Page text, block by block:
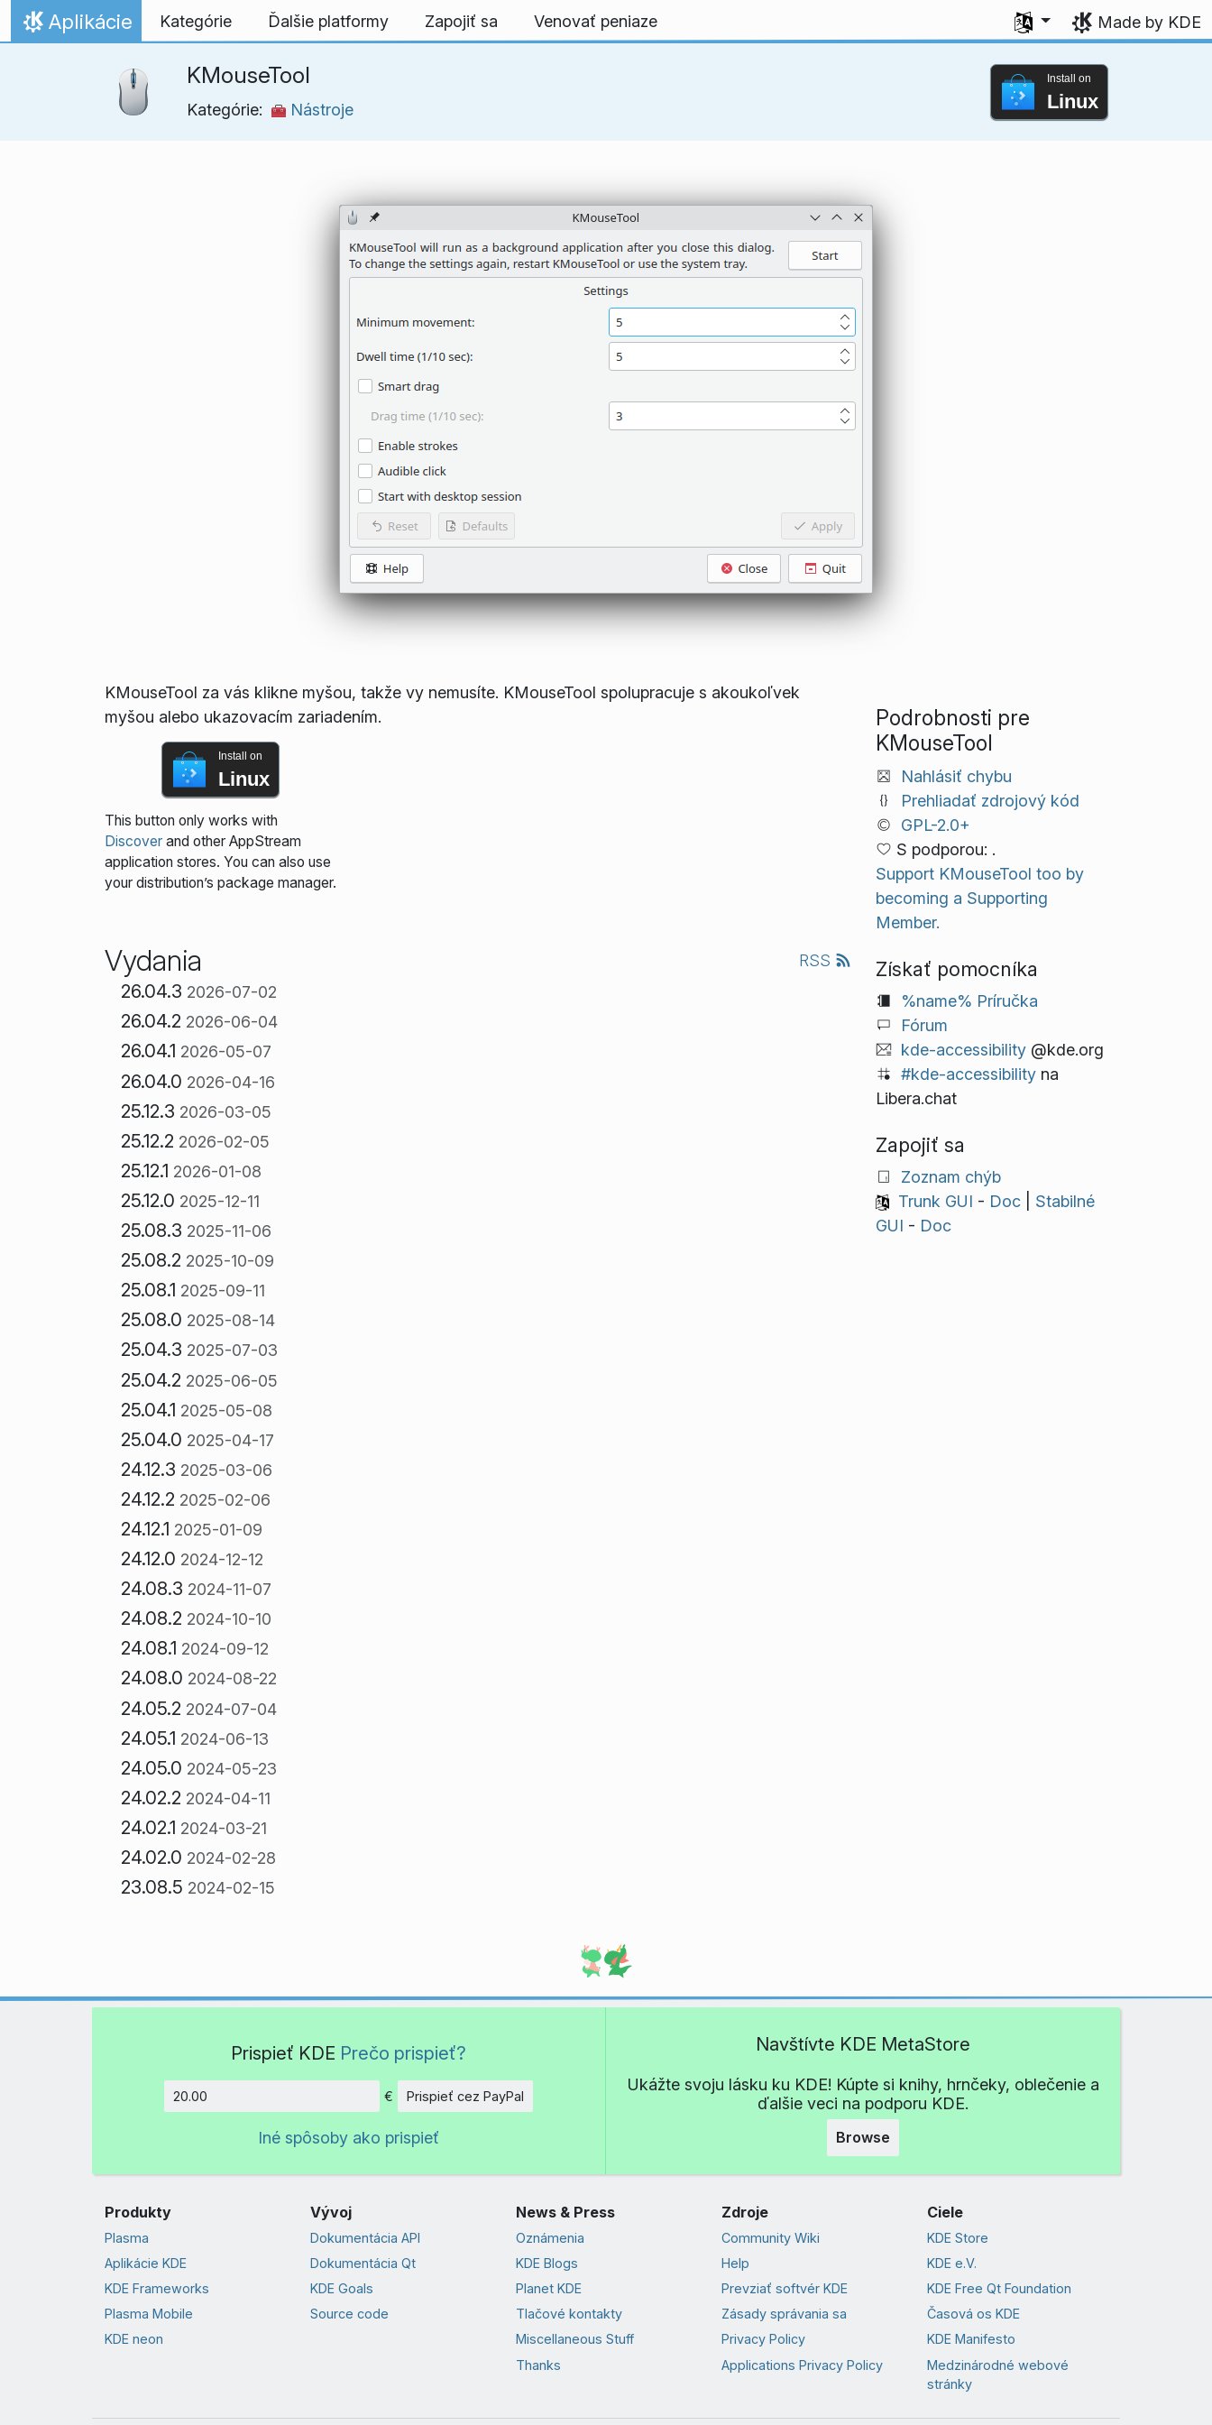
Skip to content
Domov
Aplikácie Kategórie Ďalšie platformy Zapojiť sa Venovať peniaze
Select your language
Made by KDE
KMouseTool
Kategórie: Nástroje
Install on
Linux
KMouseTool za vás klikne myšou, takže vy nemusíte. KMouseTool spolupracuje s akoukoľvek
myšou alebo ukazovacím zariadením.
Install on
Linux
This button only works with
Discoverand other AppStream
application stores. You can also use
your distribution’s package manager.
Vydania RSS
26.04.3 2026-07-02
26.04.2 2026-06-04
26.04.1 2026-05-07
26.04.0 2026-04-16
25.12.3 2026-03-05
25.12.2 2026-02-05
25.12.1 2026-01-08
25.12.0 2025-12-11
25.08.3 2025-11-06
25.08.2 2025-10-09
25.08.1 2025-09-11
25.08.0 2025-08-14
25.04.3 2025-07-03
25.04.2 2025-06-05
25.04.1 2025-05-08
25.04.0 2025-04-17
24.12.3 2025-03-06
24.12.2 2025-02-06
24.12.1 2025-01-09
24.12.0 2024-12-12
24.08.3 2024-11-07
24.08.2 2024-10-10
24.08.1 2024-09-12
24.08.0 2024-08-22
24.05.2 2024-07-04
24.05.1 2024-06-13
24.05.0 2024-05-23
24.02.2 2024-04-11
24.02.1 2024-03-21
24.02.0 2024-02-28
23.08.5 2024-02-15
Podrobnosti pre
KMouseTool
Nahlásiť chybu
Prehliadať zdrojový kód
GPL-2.0+
S podporou: .
Support KMouseTool too by
becoming a Supporting
Member.
Získať pomocníka
%name% Príručka
Fórum
kde-accessibility@kde.org
#kde-accessibilityna
Libera.chat
Zapojiť sa
Zoznam chýb
Trunk GUI - Doc| Stabilné
GUI - Doc
Prispieť KDE Prečo prispieť?
Množstvo
€ Prispieť cez PayPal
Iné spôsoby ako prispieť
Navštívte KDE MetaStore
Ukážte svoju lásku ku KDE! Kúpte si knihy, hrnčeky, oblečenie a
ďalšie veci na podporu KDE.
Browse
Produkty
Plasma
Aplikácie KDE
KDE Frameworks
Plasma Mobile
KDE neon
Vývoj
Dokumentácia API
Dokumentácia Qt
KDE Goals
Source code
News & Press
Oznámenia
KDE Blogs
Planet KDE
Tlačové kontakty
Miscellaneous Stuff
Thanks
Zdroje
Community Wiki
Help
Prevziať softvér KDE
Zásady správania sa
Privacy Policy
Applications Privacy Policy
Ciele
KDE Store
KDE e.V.
KDE Free Qt Foundation
Časová os KDE
KDE Manifesto
Medzinárodné webové
stránky